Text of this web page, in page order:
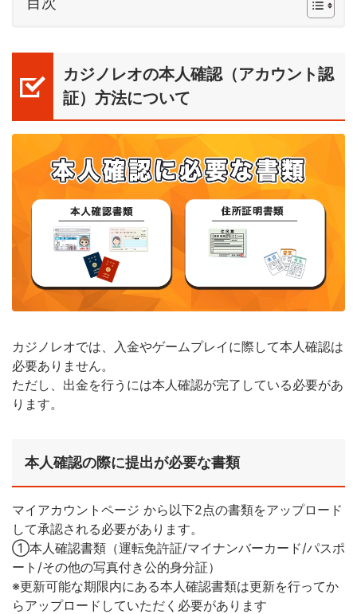
カジノレオの本人確認（アカウント認
証）方法について
カジノレオでは、入金やゲームプレイに際して本人確認は
必要ありません。
ただし、出金を行うには本人確認が完了している必要があ
ります。
本人確認の際に提出が必要な書類
マイアカウントページ から以下2点の書類をアップロード
して承認される必要があります。
①本人確認書類（運転免許証/マイナンバーカード/パスポ
ート/その他の写真付き公的身分証）
※更新可能な期限内にある本人確認書類は更新を行ってか
らアップロードしていただく必要があります